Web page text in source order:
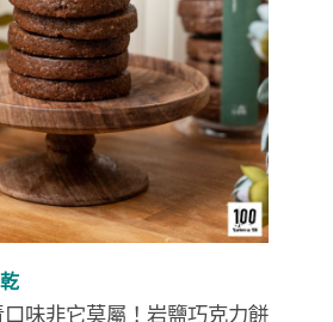
味非它莫屬！岩鹽巧克力餅